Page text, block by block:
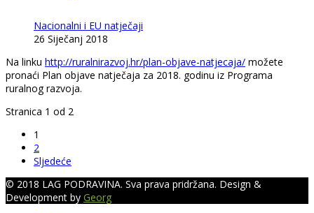
Nacionalni i EU natječaji
26 Siječanj 2018
Na linku http://ruralnirazvoj.hr/plan-objave-natjecaja/ možete
pronaći Plan objave natječaja za 2018. godinu iz Programa
ruralnog razvoja.
Stranica 1 od 2
1
2
Sljedeće
© 2018 LAG PODRAVINA. Sva prava pridržana. Design &
Development by Georg